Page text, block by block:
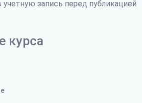
учетную запись перед публикацией
курса